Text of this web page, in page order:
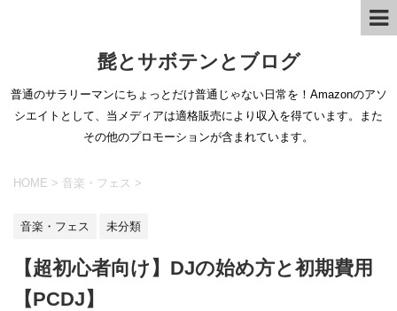
髭とサボテンとブログ
普通のサラリーマンにちょっとだけ普通じゃない日常を！Amazonのアソ
シエイトとして、当メディアは適格販売により収入を得ています。また
その他のプロモーションが含まれています。
HOME > 音楽・フェス >
音楽・フェス 未分類
【超初心者向け】DJの始め方と初期費用
【PCDJ】